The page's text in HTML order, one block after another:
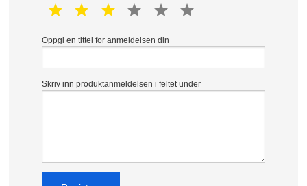
1 star 2 star 3 star 4 star 5 star
Oppgi en tittel for anmeldelsen din
Skriv inn produktanmeldelsen i feltet under